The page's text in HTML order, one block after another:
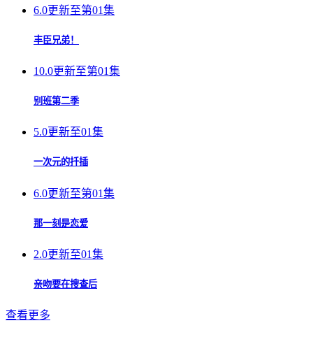
6.0更新至第01集
丰臣兄弟！
10.0更新至第01集
别班第二季
5.0更新至01集
一次元的扦插
6.0更新至第01集
那一刻是恋爱
2.0更新至01集
亲吻要在搜查后
查看更多